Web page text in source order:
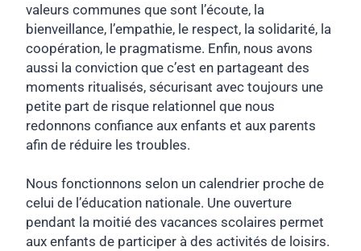
valeurs communes que sont l’écoute, la
bienveillance, l’empathie, le respect, la solidarité, la
coopération, le pragmatisme. Enfin, nous avons
aussi la conviction que c’est en partageant des
moments ritualisés, sécurisant avec toujours une
petite part de risque relationnel que nous
redonnons confiance aux enfants et aux parents
afin de réduire les troubles.
Nous fonctionnons selon un calendrier proche de
celui de l’éducation nationale. Une ouverture
pendant la moitié des vacances scolaires permet
aux enfants de participer à des activités de loisirs.